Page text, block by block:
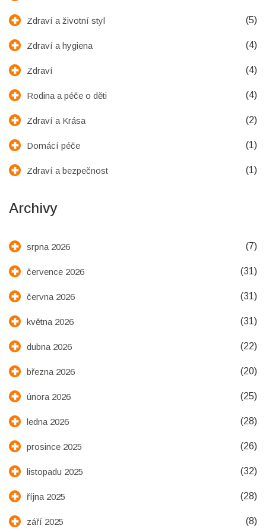
Zdraví a životní styl (5)
Zdraví a hygiena (4)
Zdraví (4)
Rodina a péče o děti (4)
Zdraví a Krása (2)
Domácí péče (1)
Zdraví a bezpečnost (1)
Archivy
srpna 2026 (7)
července 2026 (31)
června 2026 (31)
května 2026 (31)
dubna 2026 (22)
března 2026 (20)
února 2026 (25)
ledna 2026 (28)
prosince 2025 (26)
listopadu 2025 (32)
října 2025 (28)
září 2025 (8)